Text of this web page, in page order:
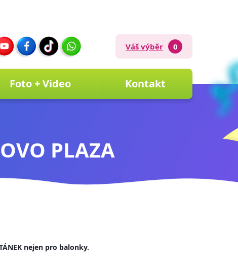
Váš výběr 0
Foto + Video Kontakt
PLAZA
nejen pro balonky.